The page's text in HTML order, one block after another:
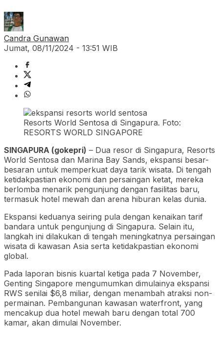
Candra Gunawan
Jumat, 08/11/2024 - 13:51 WIB
Resorts World Sentosa di Singapura. Foto:
RESORTS WORLD SINGAPORE
SINGAPURA (gokepri) – Dua resor di Singapura, Resorts
World Sentosa dan Marina Bay Sands, ekspansi besar-
besaran untuk memperkuat daya tarik wisata. Di tengah
ketidakpastian ekonomi dan persaingan ketat, mereka
berlomba menarik pengunjung dengan fasilitas baru,
termasuk hotel mewah dan arena hiburan kelas dunia.
Ekspansi keduanya seiring pula dengan kenaikan tarif
bandara untuk pengunjung di Singapura. Selain itu,
langkah ini dilakukan di tengah meningkatnya persaingan
wisata di kawasan Asia serta ketidakpastian ekonomi
global.
Pada laporan bisnis kuartal ketiga pada 7 November,
Genting Singapore mengumumkan dimulainya ekspansi
RWS senilai $6,8 miliar, dengan menambah atraksi non-
permainan. Pembangunan kawasan waterfront, yang
mencakup dua hotel mewah baru dengan total 700
kamar, akan dimulai November.